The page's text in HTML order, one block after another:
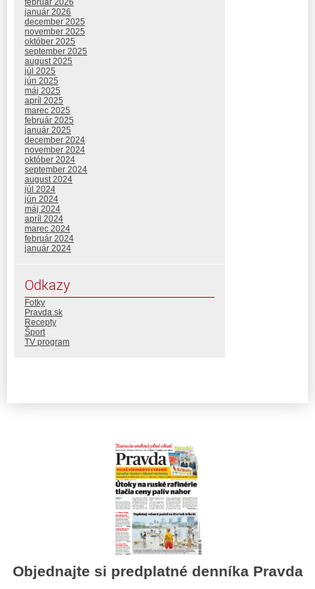
február 2026
január 2026
december 2025
november 2025
október 2025
september 2025
august 2025
júl 2025
jún 2025
máj 2025
apríl 2025
marec 2025
február 2025
január 2025
december 2024
november 2024
október 2024
september 2024
august 2024
júl 2024
jún 2024
máj 2024
apríl 2024
marec 2024
február 2024
január 2024
Odkazy
Fotky
Pravda.sk
Recepty
Šport
TV program
Objednajte si predplatné denníka Pravda